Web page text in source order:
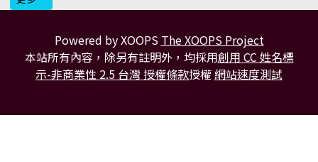
Powered by XOOPS The XOOPS Project
本站所有內容，除另有註明外，均採用創用 CC 姓名標
示-非商業性 2.5 台灣 授權條款授權網站速度測試